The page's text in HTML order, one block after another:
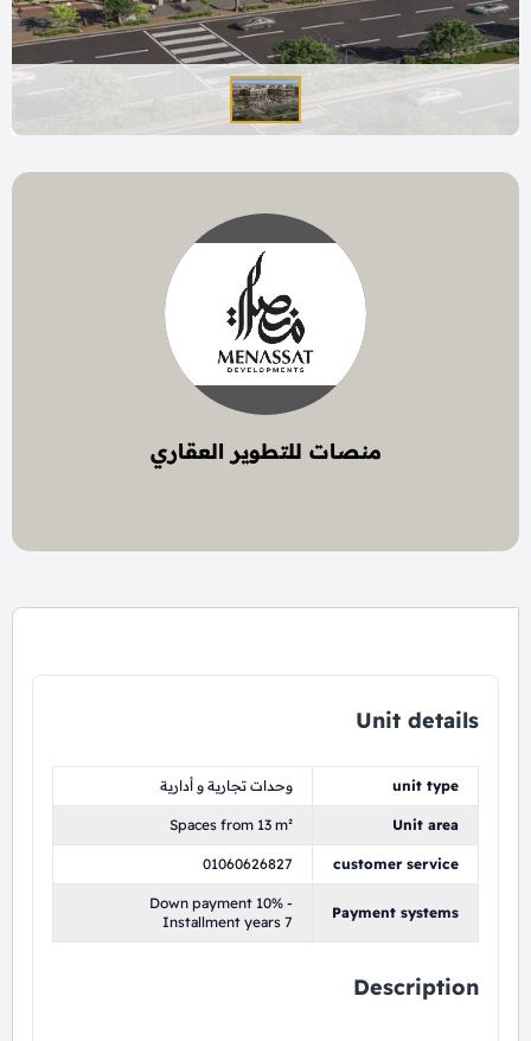
منصات للتطوير العقاري
Unit details
unit type وحدات تجارية و أدارية
Unit area
Spaces from 13 m²
customer service
01060626827
Payment systems
Down payment 10% -
Installment years 7
Description